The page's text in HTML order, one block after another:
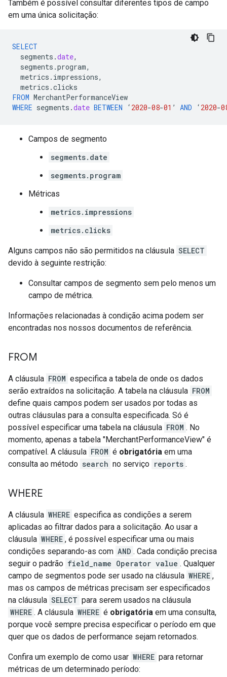
Também é possível consultar diferentes tipos de campo
em uma única solicitação:
SELECT
segments .date,
segments .program,
metrics . impressions,
metrics .clicks
FROM MerchantPerformanceView
WHERE segments .date BETWEEN ‘ 2020-08-01 ’ AND ‘ 2020-
Campos de segmento
segments.date
segments.program
Métricas
metrics.impressions
metrics.clicks
Alguns campos não são permitidos na cláusula SELECT
devido à seguinte restrição:
Consultar campos de segmento sem pelo menos um
campo de métrica.
Informações relacionadas à condição acima podem ser
encontradas nos nossos documentos de referência.
FROM
A cláusula FROM especifica a tabela de onde os dados
serão extraídos na solicitação. A tabela na cláusula FROM
define quais campos podem ser usados por todas as
outras cláusulas para a consulta especificada. Só é
possível especificar uma tabela na cláusula FROM . No
momento, apenas a tabela "MerchantPerformanceView" é
compatível. A cláusula FROM é obrigatória em uma
consulta ao método search no serviço reports .
WHERE
A cláusula WHERE especifica as condições a serem
aplicadas ao filtrar dados para a solicitação. Ao usar a
cláusula WHERE , é possível especificar uma ou mais
condições separando-as com AND . Cada condição precisa
seguir o padrão field_name Operator value . Qualquer
campo de segmentos pode ser usado na cláusula WHERE ,
mas os campos de métricas precisam ser especificados
na cláusula SELECT para serem usados na cláusula
WHERE . A cláusula WHERE é obrigatória em uma consulta,
porque você sempre precisa especificar o período em que
quer que os dados de performance sejam retornados.
Confira um exemplo de como usar WHERE para retornar
métricas de um determinado período: